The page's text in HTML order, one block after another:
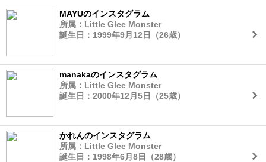
MAYUのインスタグラム
所属：Little Glee Monster
誕生日：1999年9月12日（26歳）
manakaのインスタグラム
所属：Little Glee Monster
誕生日：2000年12月5日（25歳）
かれんのインスタグラム
所属：Little Glee Monster
誕生日：1998年6月8日（28歳）